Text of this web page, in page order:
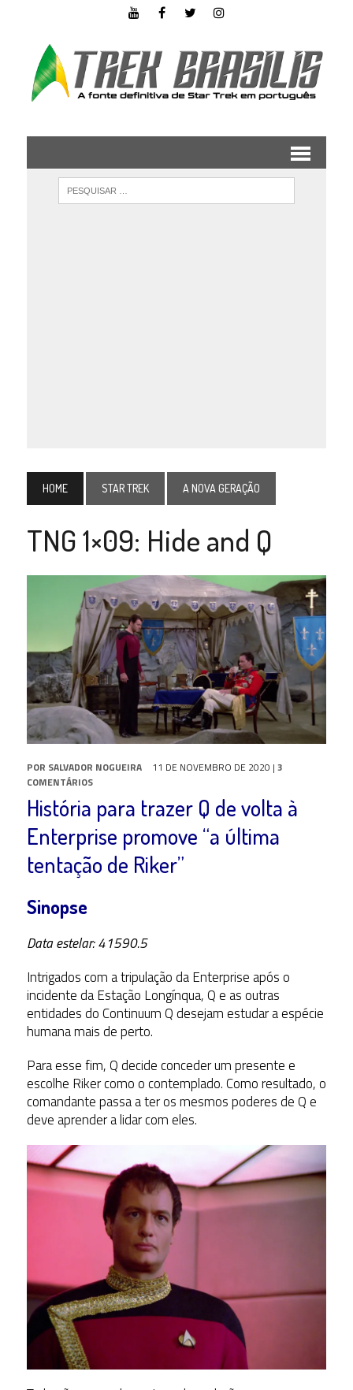
HOME STAR TREK A NOVA GERAÇÃO
TNG 1×09: Hide and Q
POR SALVADOR NOGUEIRA 11 DE NOVEMBRO DE 2020 | 3
COMENTÁRIOS
História para trazer Q de volta à
Enterprise promove “a última
tentação de Riker”
Sinopse
Data estelar: 41590.5
Intrigados com a tripulação da Enterprise após o
incidente da Estação Longínqua, Q e as outras
entidades do Continuum Q desejam estudar a espécie
humana mais de perto.
Para esse fim, Q decide conceder um presente e
escolhe Riker como o contemplado. Como resultado, o
comandante passa a ter os mesmos poderes de Q e
deve aprender a lidar com eles.